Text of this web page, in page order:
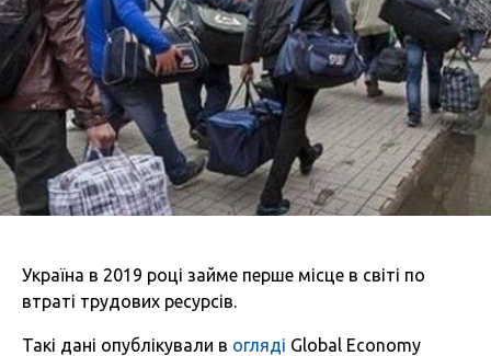
Україна в 2019 році займе перше місце в світі по
втраті трудових ресурсів.
Такі дані опублікували в огляді Global Economy